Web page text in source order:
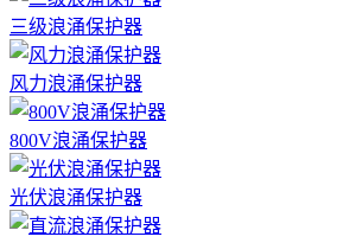
三级浪涌保护器
风力浪涌保护器
800V浪涌保护器
光伏浪涌保护器